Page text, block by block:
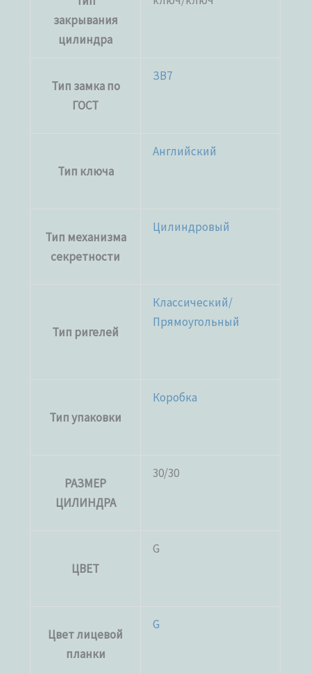
закрывания
цилиндра
Тип замка по
ГОСТ
ЗВ7
Тип ключа
Английский
Тип механизма
секретности
Цилиндровый
Тип ригелей
Классический/
Прямоугольный
Тип упаковки
Коробка
РАЗМЕР
ЦИЛИНДРА
30/30
ЦВЕТ
G
Цвет лицевой
планки
G